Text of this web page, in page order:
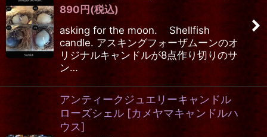
890 円 (税込)
asking for the moon. Shellfish
candle. アスキングフォーザムーンのオ
リジナルキャンドルが8点作り切りのサ
ン…
アンティークジュエリーキャンドル
ローズシェル [カメヤマキャンドルハ
ウス]